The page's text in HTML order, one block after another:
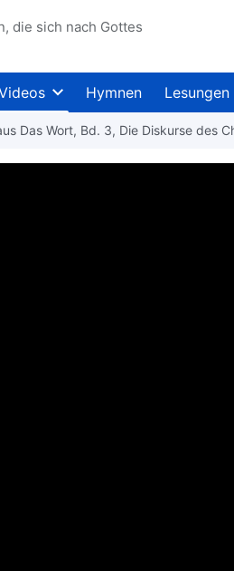
die sich nach Gottes
Hymnen Lesungen
Das Wort, Bd. 3, Die Diskurse des